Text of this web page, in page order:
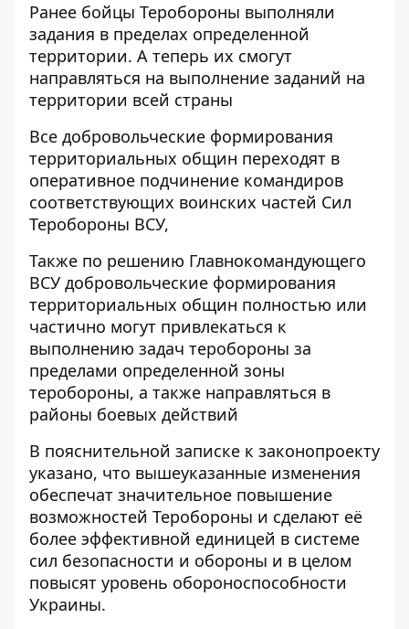
Ранее бойцы Теробороны выполняли
задания в пределах определенной
территории. А теперь их смогут
направляться на выполнение заданий на
территории всей страны
Все добровольческие формирования
территориальных общин переходят в
оперативное подчинение командиров
соответствующих воинских частей Сил
Теробороны ВСУ,
Также по решению Главнокомандующего
ВСУ добровольческие формирования
территориальных общин полностью или
частично могут привлекаться к
выполнению задач теробороны за
пределами определенной зоны
теробороны, а также направляться в
районы боевых действий
В пояснительной записке к законопроекту
указано, что вышеуказанные изменения
обеспечат значительное повышение
возможностей Теробороны и сделают её
более эффективной единицей в системе
сил безопасности и обороны и в целом
повысят уровень обороноспособности
Украины.